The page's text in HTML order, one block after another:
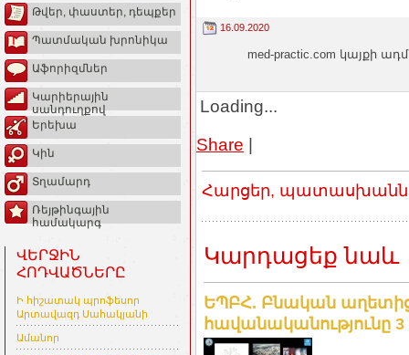
Թվեր, փաստեր, դեպքեր
Պատմական խրոնիկա
Աֆորիզմներ
Կարիերային
սանդուղքով
Երեխա
Կին
Տղամարդ
Ռեյթինգային
համակարգ
ՎԵՐՋԻՆ
ՀՈԴՎԱԾՆԵՐԸ
Ի հիշատակ պրոֆեսոր
Արտավազդ Սահակյանի
Ամանոր
16.09.2020
med-practic.com կայքի
Loading...
Share |
Հարցեր,
Կարդացեք նաև
ԵՊԲՀ. Բնական
հավանականությունը